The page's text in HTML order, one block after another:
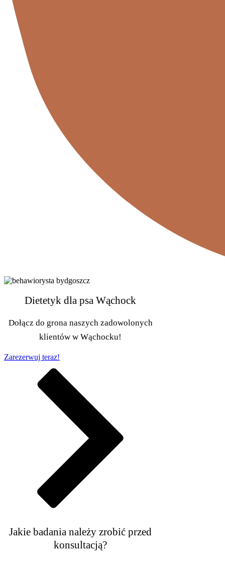
Dietetyk dla psa Wąchock
Dołącz do grona naszych zadowolonych
klientów w Wąchocku!
Zarezerwuj teraz!
Jakie badania należy zrobić przed
konsultacją?